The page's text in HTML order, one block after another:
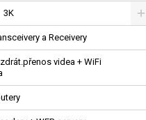
3K
a Receivery
videa + WiFi